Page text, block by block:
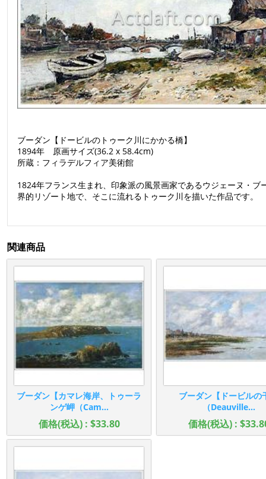
ブーダン【ドービルのトゥーク川にかかる橋】
1894年 原画サイズ(36.2 x 58.4cm)
所蔵：フィラデルフィア美術館
1824年フランス生まれ、印象派の風景画家であるウジェーヌ・
界的リゾート地で、そこに流れるトゥーク川を描いた作品です。
関連商品
ブーダン【カマレ海岸、トゥーラ
ンゲ岬（Cam...
価格(税込) : $33.80
ブーダン【ドービルの
（Deauville...
価格(税込) :